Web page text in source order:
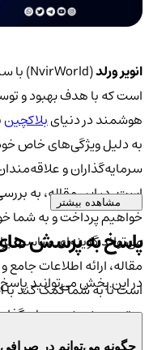
انویر ورلد(NvirWorld) با سیمبل
است که با هدف بهبود و
هوشمند در دنیایبلاکچین
به دلیل ویژگی‌های خاص
سرمایه‌گذاران و
است. در این مقاله، به
خواهیم پرداخت و به شما
می‌تواند گزینه‌ای مناسب
مقاله، ارائه اطلاعات جامع
است تا به شما کمک کند با
بهتری در زمینه
کرد که چرا صرافی
کیف پول
مشاهده بیشتر
پاسخ به پرسش
در این بخش می‌توانید
چگونه می‌توانم در